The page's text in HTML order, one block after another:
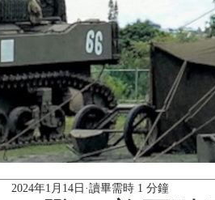
2024年1月14日 讀畢需時 1 分鐘